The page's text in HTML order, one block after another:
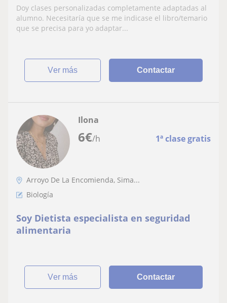
de materias básicas, actualmente
opositando para bombero.
Doy clases personalizadas completamente adaptadas al
alumno. Necesitaría que se me indicase el libro/temario
que se precisa para yo adaptar...
ver más Contactar
6€/h 1ª clase gratis
Ilona
Arroyo De La Encomienda, Sima...
Biología
Soy Dietista especialista en seguridad
alimentaria
ver más Contactar